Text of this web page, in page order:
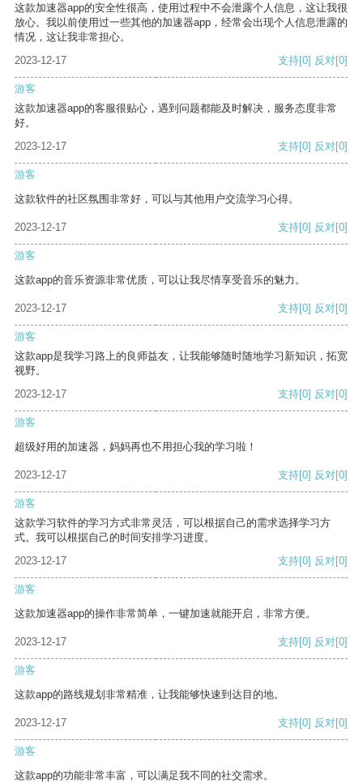
这款加速器app的安全性很高，使用过程中不会泄露个人信息，这让我很
放心。我以前使用过一些其他的加速器app，经常会出现个人信息泄露的
情况，这让我非常担心。
2023-12-17
支持[0] 反对[0]
游客
这款加速器app的客服很贴心，遇到问题都能及时解决，服务态度非常
好。
2023-12-17
支持[0] 反对[0]
游客
这款软件的社区氛围非常好，可以与其他用户交流学习心得。
2023-12-17 支持[0] 反对[0]
游客
这款app的音乐资源非常优质，可以让我尽情享受音乐的魅力。
2023-12-17 支持[0] 反对[0]
游客
这款app是我学习路上的良师益友，让我能够随时随地学习新知识，拓宽
视野。
2023-12-17
支持[0] 反对[0]
游客
超级好用的加速器，妈妈再也不用担心我的学习啦！
2023-12-17 支持[0] 反对[0]
游客
这款学习软件的学习方式非常灵活，可以根据自己的需求选择学习方
式。我可以根据自己的时间安排学习进度。
2023-12-17
支持[0] 反对[0]
游客
这款加速器app的操作非常简单，一键加速就能开启，非常方便。
2023-12-17 支持[0] 反对[0]
游客
这款app的路线规划非常精准，让我能够快速到达目的地。
2023-12-17 支持[0] 反对[0]
游客
这款app的功能非常丰富，可以满足我不同的社交需求。